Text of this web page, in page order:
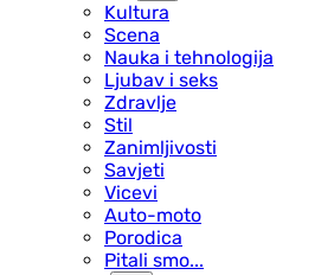
Kultura
Scena
Nauka i tehnologija
Ljubav i seks
Zdravlje
Stil
Zanimljivosti
Savjeti
Vicevi
Auto-moto
Porodica
Pitali smo...